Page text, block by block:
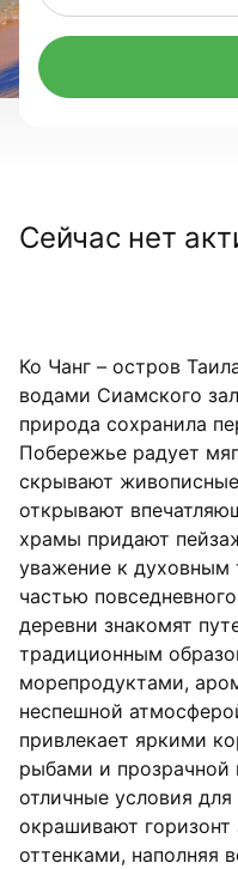
Сейчас нет
Ко Чанг – остров
водами Сиамского
природа сохранила
Побережье радует
скрывают
открывают
храмы придают
уважение к духовным
частью
деревни знакомят
традиционным
морепродуктами,
неспешной
привлекает яркими
рыбами и прозрачной
отличные условия
окрашивают
оттенками, наполняя